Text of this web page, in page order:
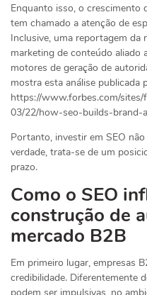
Enquanto isso, o crescimento
tem chamado a atenção de
Inclusive, uma reportagem da
marketing de conteúdo aliado
motores de geração de
mostra esta análise publicada
https://www.forbes.com/
03/22/how-seo-builds-brand-
Portanto, investir em SEO
verdade, trata-se de um
prazo.
Como o SEO
construção de
mercado B2B
Em primeiro lugar, empresas
credibilidade. Diferentemente